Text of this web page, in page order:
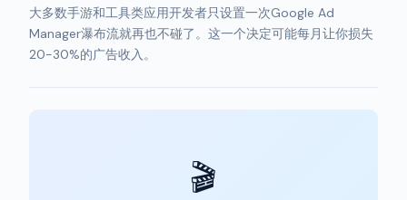
大多数手游和工具类应用开发者只设置一次Google Ad
Manager瀑布流就再也不碰了。这一个决定可能每月让你损失
20-30%的广告收入。
🎬